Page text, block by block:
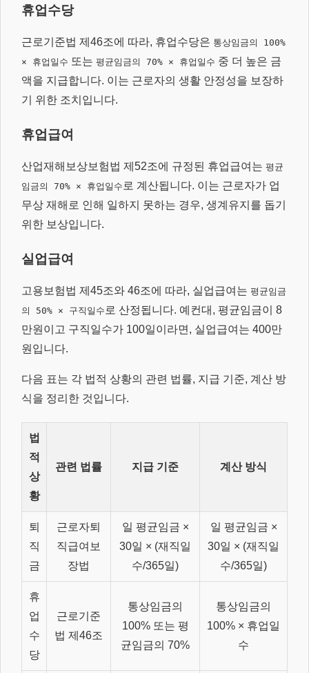
휴업수당
근로기준법 제46조에 따라, 휴업수당은 통상임금의 100%
× 휴업일수 또는 평균임금의 70% × 휴업일수 중 더 높은 금
액을 지급합니다. 이는 근로자의 생활 안정성을 보장하
기 위한 조치입니다.
휴업급여
산업재해보상보험법 제52조에 규정된 휴업급여는 평균
임금의 70% × 휴업일수 로 계산됩니다. 이는 근로자가 업
무상 재해로 인해 일하지 못하는 경우, 생계유지를 돕기
위한 보상입니다.
실업급여
고용보험법 제45조와 46조에 따라, 실업급여는 평균임금
의 50% × 구직일수 로 산정됩니다. 예컨대, 평균임금이 8
만원이고 구직일수가 100일이라면, 실업급여는 400만
원입니다.
다음 표는 각 법적 상황의 관련 법률, 지급 기준, 계산 방
식을 정리한 것입니다.
법
적
상
황
관련 법률 지급 기준 계산 방식
퇴
직
금
근로자퇴
직급여보
장법
일 평균임금 ×
30일 × (재직일
수/365일)
일 평균임금 ×
30일 × (재직일
수/365일)
휴
업
수
당
근로기준
법 제46조
통상임금의
100% 또는 평
균임금의 70%
통상임금의
100% × 휴업일
수